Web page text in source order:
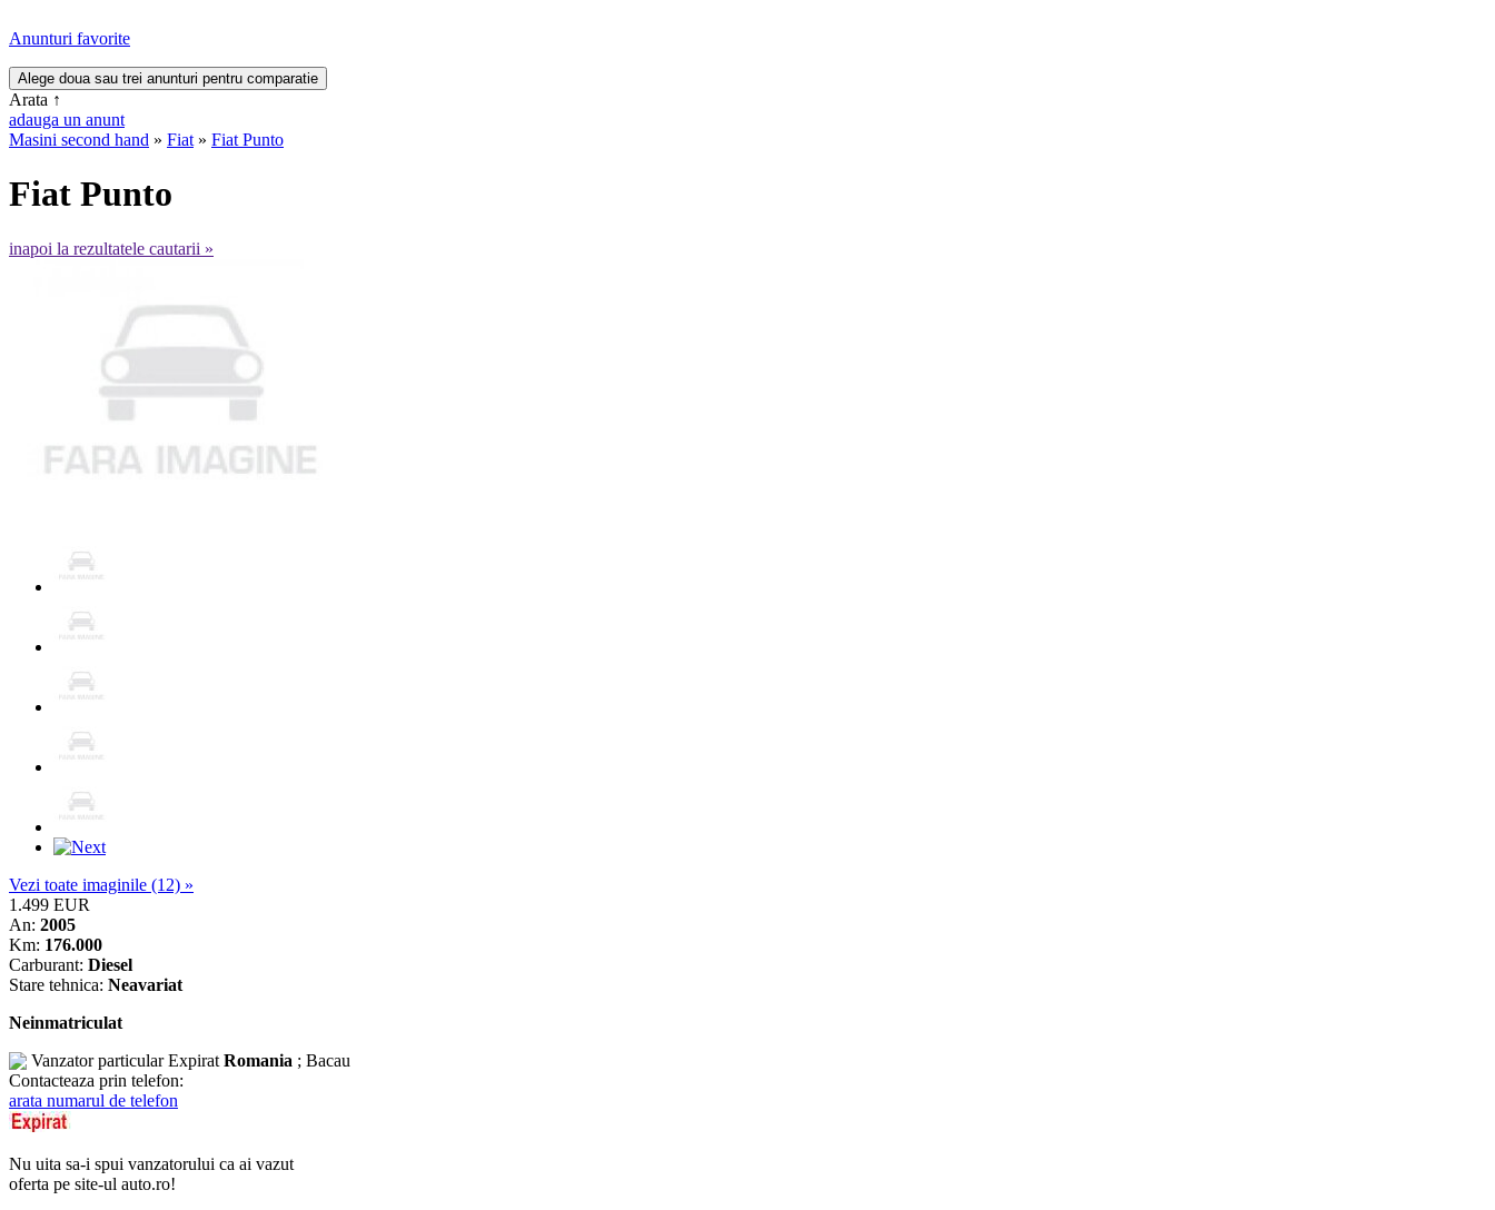
Anunturi favorite
Arata ↑
adauga un anunt
Masini second hand » Fiat » Fiat Punto
Fiat Punto
inapoi la rezultatele cautarii »
Vezi toate imaginile (12) »
1.499 EUR
An: 2005
Km: 176.000
Carburant: Diesel
Stare tehnica: Neavariat
Neinmatriculat
Vanzator particularExpirat Romania ; Bacau
Contacteaza prin telefon:
arata numarul de telefon
Nu uita sa-i spui vanzatorului ca ai vazut
oferta pe site-ul auto.ro!